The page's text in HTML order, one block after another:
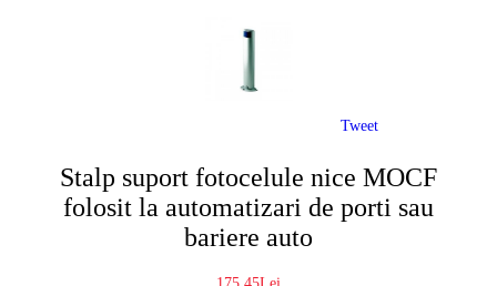
Stalp suport fotocelule nice MOCF
folosit la automatizari de porti sau
bariere auto
Tweet